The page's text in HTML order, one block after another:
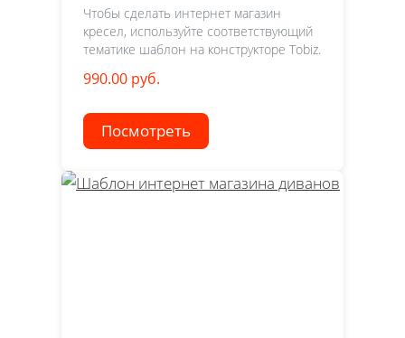
Чтобы сделать интернет магазин
кресел, используйте соответствующий
тематике шаблон на конструкторе Tobiz.
990.00 руб.
Посмотреть